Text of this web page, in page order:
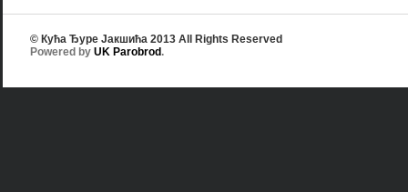
© Кућа Ђуре Јакшића 2013 All Rights Reserved
Powered by UK Parobrod.